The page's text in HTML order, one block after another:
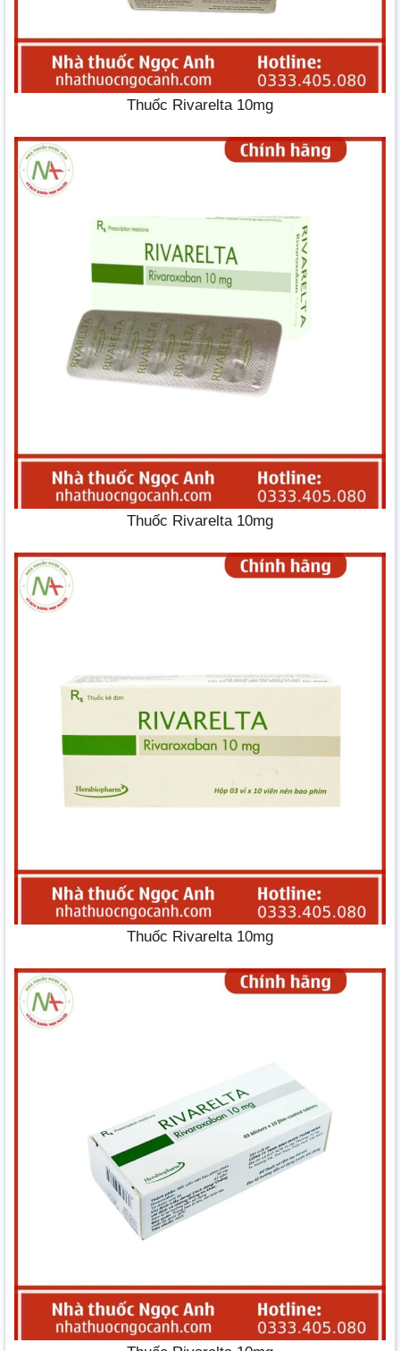
Thuốc Rivarelta 10mg
Thuốc Rivarelta 10mg
Thuốc Rivarelta 10mg